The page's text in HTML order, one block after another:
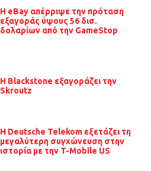
H eBay απέρριψε την πρόταση
εξαγοράς ύψους 56 δισ.
δολαρίων από την GameStop
Η Blackstone εξαγοράζει την
Skroutz
Η Deutsche Telekom εξετάζει τη
μεγαλύτερη συγχώνευση στην
ιστορία με την T-Mobile US